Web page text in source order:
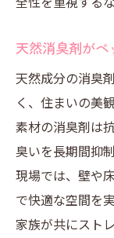
天然消臭剤が
天然成分の消臭
く、住まいの美
素材の消臭剤は
臭いを長期間抑
現場では、壁や
で快適な空間を
家族が共にスト